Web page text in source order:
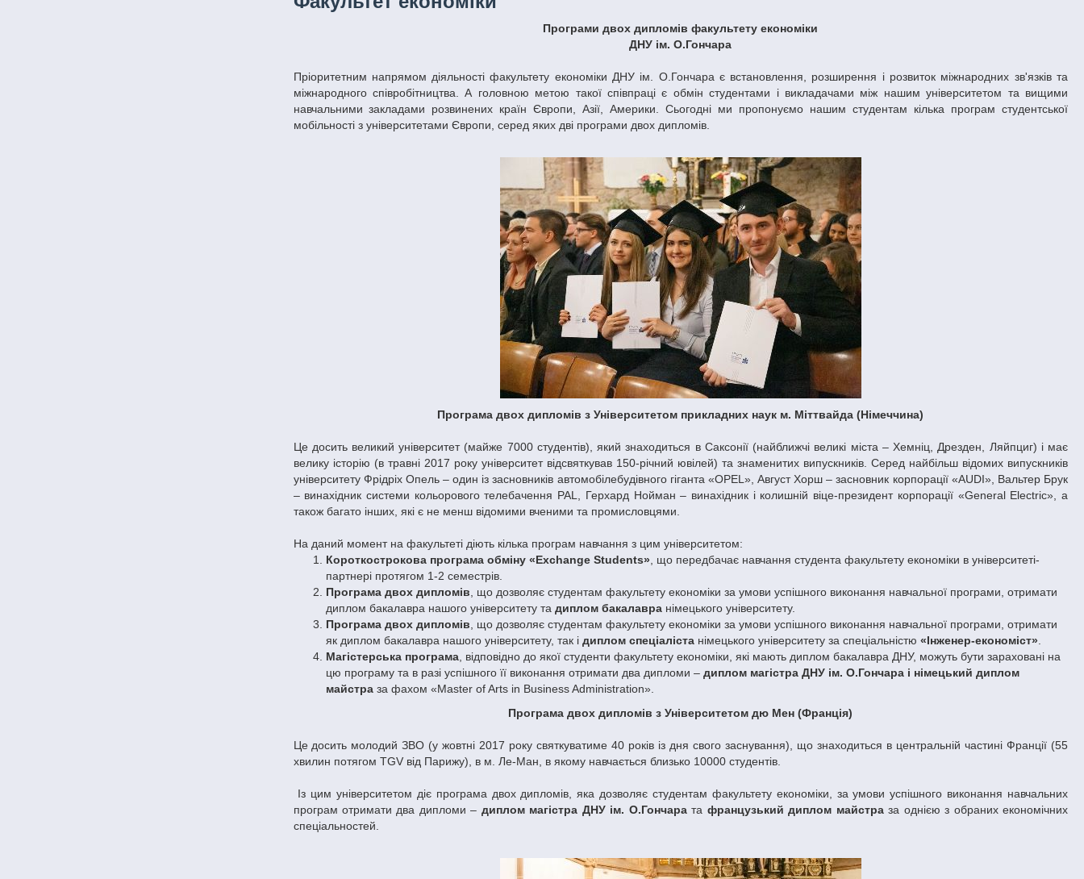
Програми двох дипломів факультету економіки
ДНУ ім. О.Гончара
Пріоритетним напрямом діяльності факультету економіки ДНУ ім. О.Гончара є встановлення, розширення і розвиток міжнародних зв'язків та
міжнародного співробітництва. А головною метою такої співпраці є обмін студентами і викладачами між нашим університетом та вищими
навчальними закладами розвинених країн Європи, Азії, Америки. Сьогодні ми пропонуємо нашим студентам кілька програм студентської
мобільності з університетами Європи, серед яких дві програми двох дипломів.
Програма двох дипломів з Університетом прикладних наук м. Міттвайда (Німеччина)
Це досить великий університет (майже 7000 студентів), який знаходиться в Саксонії (найближчі великі міста – Хемніц, Дрезден, Ляйпциг) і має
велику історію (в травні 2017 року університет відсвяткував 150-річний ювілей) та знаменитих випускників. Серед найбільш відомих випускників
університету Фрідріх Опель – один із засновників автомобілебудівного гіганта «OPEL», Август Хорш – засновник корпорації «AUDI», Вальтер Брук
– винахідник системи кольорового телебачення PAL, Герхард Нойман – винахідник і колишній віце-президент корпорації «General Electric», а
також багато інших, які є не менш відомими вченими та промисловцями.
На даний момент на факультеті діють кілька програм навчання з цим університетом:
Короткострокова програма обміну «Exchange Students», що передбачає навчання студента факультету економіки в університеті-
партнері протягом 1-2 семестрів.
Програма двох дипломів, що дозволяє студентам факультету економіки за умови успішного виконання навчальної програми, отримати
диплом бакалавра нашого університету та диплом бакалавранімецького університету.
Програма двох дипломів, що дозволяє студентам факультету економіки за умови успішного виконання навчальної програми, отримати
як диплом бакалавра нашого університету, так і диплом спеціалістанімецького університету за спеціальністю «Інженер-економіст».
Магістерська програма, відповідно до якої студенти факультету економіки, які мають диплом бакалавра ДНУ, можуть бути зараховані на
цю програму та в разі успішного її виконання отримати два дипломи – диплом магістра ДНУ ім. О.Гончара і німецький диплом
майстраза фахом «Master of Arts in Business Administration».
Програма двох дипломів з Університетом дю Мен (Франція)
Це досить молодий ЗВО (у жовтні 2017 року святкуватиме 40 років із дня свого заснування), що знаходиться в центральній частині Франції (55
хвилин потягом TGV від Парижу), в м. Ле-Ман, в якому навчається близько 10000 студентів.
Із цим університетом діє програма двох дипломів, яка дозволяє студентам факультету економіки, за умови успішного виконання навчальних
програм отримати два дипломи – диплом магістра ДНУ ім. О.Гончарата французький диплом майстраза однією з обраних економічних
спеціальностей.